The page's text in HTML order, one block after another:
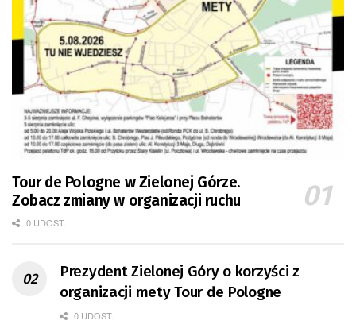
Tour de Pologne w Zielonej Górze.
Zobacz zmiany w organizacji ruchu
0 UDOST.
Prezydent Zielonej Góry o korzyści z
organizacji mety Tour de Pologne
0 UDOST.